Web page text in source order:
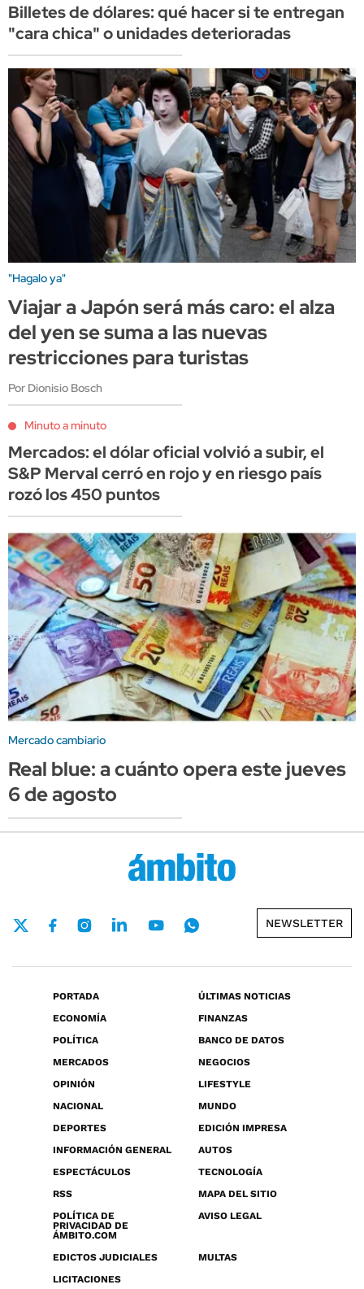
Billetes de dólares: qué hacer si te entregan
"cara chica" o unidades deterioradas
"Hagalo ya"
Viajar a Japón será más caro: el alza
del yen se suma a las nuevas
restricciones para turistas
Por Dionisio Bosch
Minuto a minuto
Mercados: el dólar oficial volvió a subir, el
S&P Merval cerró en rojo y en riesgo país
rozó los 450 puntos
Mercado cambiario
Real blue: a cuánto opera este jueves
6 de agosto
NEWSLETTER
PORTADA
ÚLTIMAS NOTICIAS
ECONOMÍA
FINANZAS
POLÍTICA
BANCO DE DATOS
MERCADOS
NEGOCIOS
OPINIÓN
LIFESTYLE
NACIONAL
MUNDO
DEPORTES
EDICIÓN IMPRESA
INFORMACIÓN GENERAL
AUTOS
ESPECTÁCULOS
TECNOLOGÍA
RSS
MAPA DEL SITIO
POLÍTICA DE
PRIVACIDAD DE
ÁMBITO.COM
AVISO LEGAL
EDICTOS JUDICIALES
MULTAS
LICITACIONES